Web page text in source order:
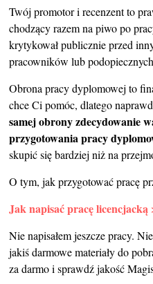
Twój promotor i recenzent to
chodzący razem na piwo po
krytykował publicznie przed
pracowników lub
Obrona pracy dyplomowej to
chce Ci pomóc, dlatego
samej obrony zdecydowanie
przygotowania pracy
skupić się bardziej niż na
O tym, jak przygotować pracę
Jak napisać pracę licencjacką
Nie napisałem jeszcze pracy.
jakiś darmowe materiały do
za darmo i sprawdź jakość